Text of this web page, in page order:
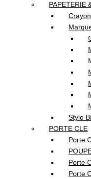
PAPETERIE
Stylo
PORTE CLE
Porte
Porte
Porte